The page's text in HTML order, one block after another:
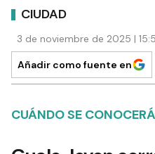
CIUDAD
3 de noviembre de 2025 |
Añadir como fuente en
CUÁNDO SE